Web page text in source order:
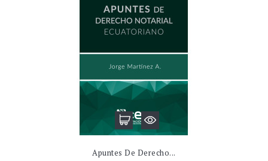
Apuntes De Derecho...